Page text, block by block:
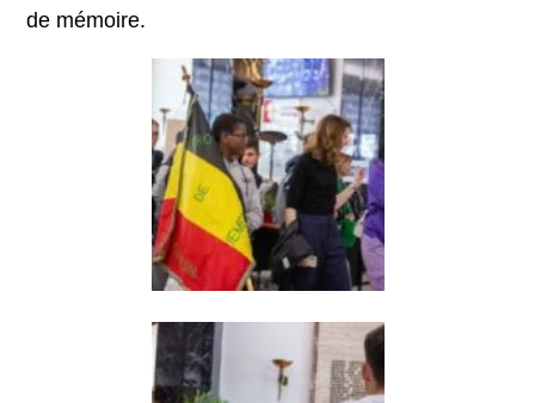
de mémoire.